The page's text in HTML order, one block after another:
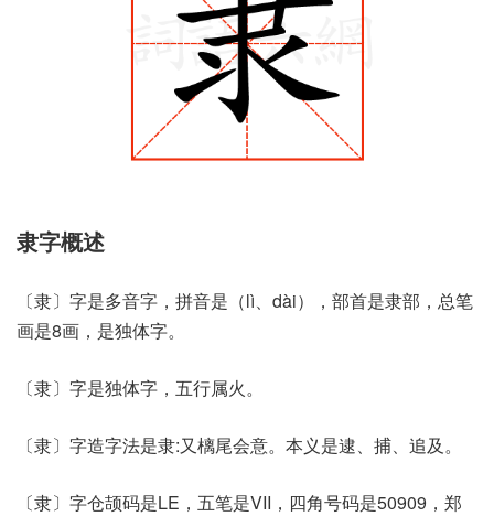
隶字概述
〔隶〕字是多音字，拼音是（lì、dài），部首是隶部，总笔
画是8画，是独体字。
〔隶〕字是独体字，五行属火。
〔隶〕字造字法是隶:又樆尾会意。本义是逮、捕、追及。
〔隶〕字仓颉码是LE，五笔是VII，四角号码是50909，郑